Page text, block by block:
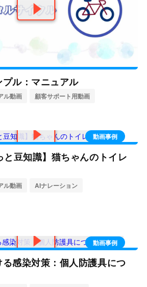
プル：マニュアル
ル動画 顧客サポート用動画
動画事例
と豆知識】猫ちゃんのトイレ
ル動画
AIナレーション
動画事例
感染対策：個人防護具につ